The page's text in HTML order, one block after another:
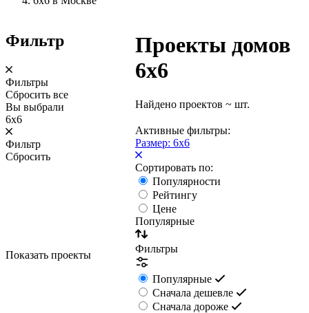
Фильтр
Фильтры
Сбросить все
Вы выбрали
6х6
Фильтр
Сбросить
Показать проекты
Проекты домов
6х6
Найдено проектов ~ шт.
Активные фильтры:
Размер: 6х6
Сортировать по:
Популярности
Рейтингу
Цене
Популярные
Фильтры
Популярные
Сначала дешевле
Сначала дороже